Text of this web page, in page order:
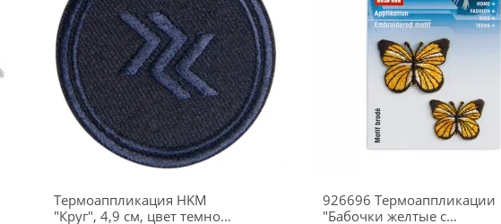
Термоаппликация HKM
"Круг", 4,9 см, цвет темно-
926696 Термоаппликации
"Бабочки желтые с